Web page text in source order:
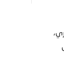
السري،